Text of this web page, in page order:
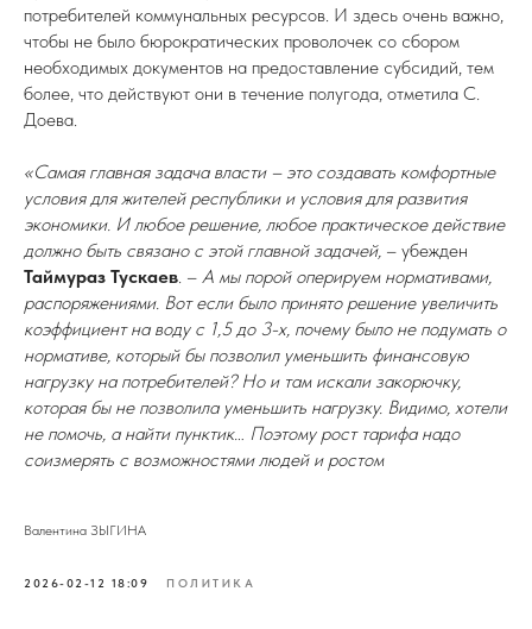
потребителей коммунальных ресурсов. И здесь очень важно,
чтобы не было бюрократических проволочек со сбором
необходимых документов на предоставление субсидий, тем
более, что действуют они в течение полугода, отметила С.
Доева.
«Самая главная задача власти – это создавать комфортные
условия для жителей республики и условия для развития
экономики. И любое решение, любое практическое действие
должно быть связано с этой главной задачей, – убежден
Таймураз Тускаев. – А мы порой оперируем нормативами,
распоряжениями. Вот если было принято решение увеличить
коэффициент на воду с 1,5 до 3-х, почему было не подумать о
нормативе, который бы позволил уменьшить финансовую
нагрузку на потребителей? Но и там искали закорючку,
которая бы не позволила уменьшить нагрузку. Видимо, хотели
не помочь, а найти пунктик… Поэтому рост тарифа надо
соизмерять с возможностями людей и ростом
Валентина ЗЫГИНА
2026-02-12 18:09 ПОЛИТИКА